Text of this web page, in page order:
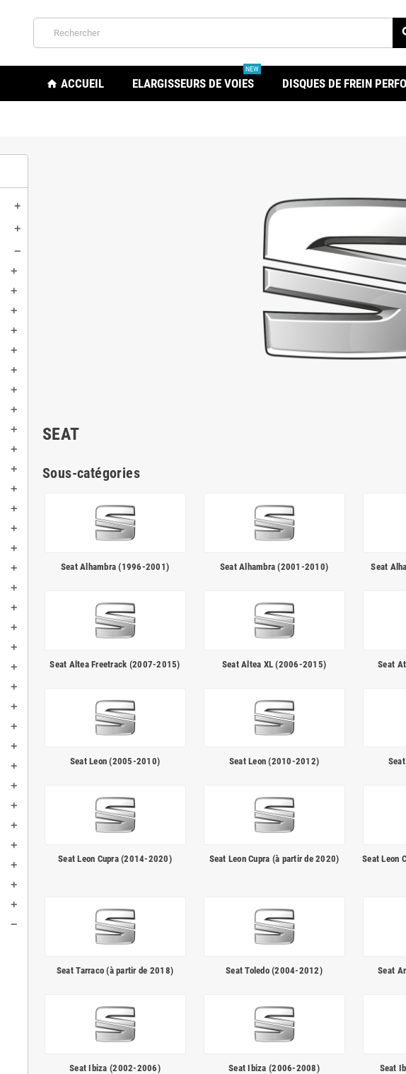
home ACCUEIL ELARGISSEURS DE VOIES
NEW
DISQUES DE FREIN
SEAT
Sous-catégories
Seat Alhambra (1996-2001) Seat Alhambra (2001-2010) Seat
Seat Altea Freetrack (2007-2015) Seat Altea XL (2006-2015) Seat
Seat Leon (2005-2010) Seat Leon (2010-2012)
Seat Leon Cupra (2014-2020) Seat Leon Cupra (à partir de 2020)
Seat Leon
Seat Tarraco (à partir de 2018) Seat Toledo (2004-2012) Seat
Seat Ibiza (2002-2006) Seat Ibiza (2006-2008) Seat